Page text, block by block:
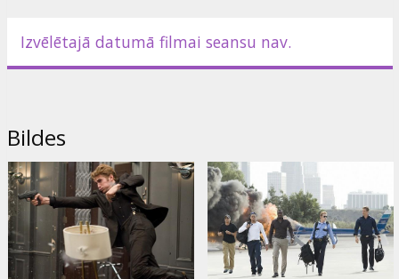
Scenārijs: Gabriel Casseus, John Luessenhop, Avery Duff, Peter
Allen
Izplatītājs: Forum Cinemas, SIA
Izvēlētajā datumā filmai seansu nav.
Bildes